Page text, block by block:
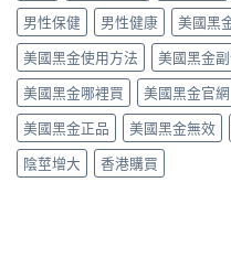
男性保健
男性健康 美國黑
美國黑金使用方法
美國黑金
美國黑金哪裡買
美國黑金官網
美國黑金正品
美國黑金無效
陰莖增大
香港購買